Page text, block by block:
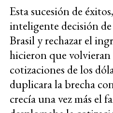
Esta sucesión de
inteligente decisión
Brasil y rechazar el
hicieron que volvieran
cotizaciones de los
duplicara la brecha
crecía una vez más el